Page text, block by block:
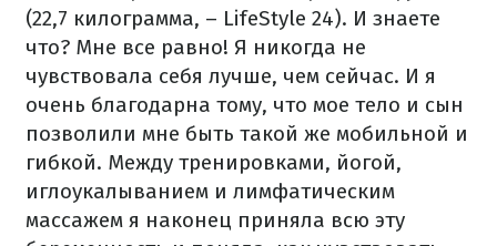
(22,7 килограмма, – LifeStyle 24). И знаете
что? Мне все равно! Я никогда не
чувствовала себя лучше, чем сейчас. И я
очень благодарна тому, что мое тело и сын
позволили мне быть такой же мобильной и
гибкой. Между тренировками, йогой,
иглоукалыванием и лимфатическим
массажем я наконец приняла всю эту